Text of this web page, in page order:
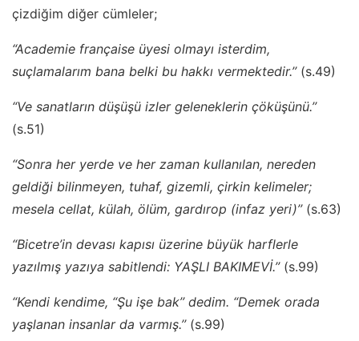
çizdiğim diğer cümleler;
“Academie française üyesi olmayı isterdim,
suçlamalarım bana belki bu hakkı vermektedir.’’(s.49)
“Ve sanatların düşüşü izler geleneklerin çöküşünü.’’
(s.51)
“Sonra her yerde ve her zaman kullanılan, nereden
geldiği bilinmeyen, tuhaf, gizemli, çirkin kelimeler;
mesela cellat, külah, ölüm, gardırop (infaz yeri)’’(s.63)
“Bicetre’in devası kapısı üzerine büyük harflerle
yazılmış yazıya sabitlendi: YAŞLI BAKIMEVİ.’’(s.99)
“Kendi kendime, “Şu işe bak’’ dedim. “Demek orada
yaşlanan insanlar da varmış.’’(s.99)